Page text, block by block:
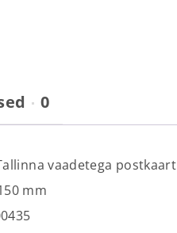
0
vaadetega postkaart
mm